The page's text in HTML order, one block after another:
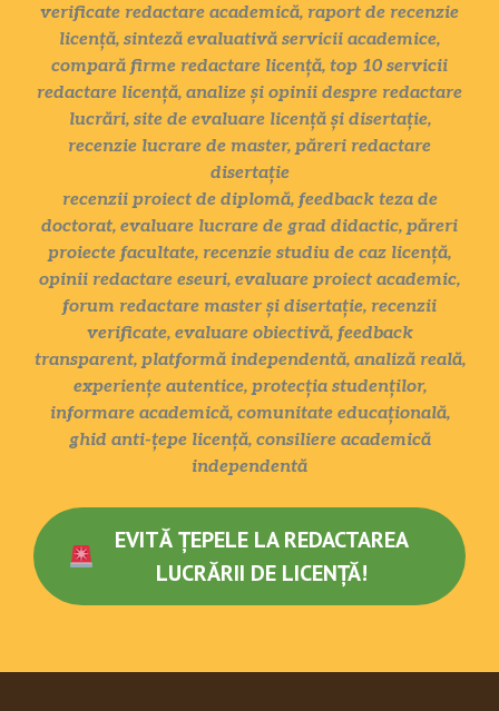
verificate redactare academică, raport de recenzie
licență, sinteză evaluativă servicii academice,
compară firme redactare licență, top 10 servicii
redactare licență, analize și opinii despre redactare
lucrări, site de evaluare licență și disertație,
recenzie lucrare de master, păreri redactare
disertație
recenzii proiect de diplomă, feedback teza de
doctorat, evaluare lucrare de grad didactic, păreri
proiecte facultate, recenzie studiu de caz licență,
opinii redactare eseuri, evaluare proiect academic,
forum redactare master și disertație, recenzii
verificate, evaluare obiectivă, feedback
transparent, platformă independentă, analiză reală,
experiențe autentice, protecția studenților,
informare academică, comunitate educațională,
ghid anti-țepe licență, consiliere academică
independentă
EVITĂ ȚEPELE LA REDACTAREA
LUCRĂRII DE LICENȚĂ!